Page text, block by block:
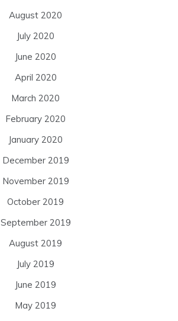
August 2020
July 2020
June 2020
April 2020
March 2020
February 2020
January 2020
December 2019
November 2019
October 2019
September 2019
August 2019
July 2019
June 2019
May 2019